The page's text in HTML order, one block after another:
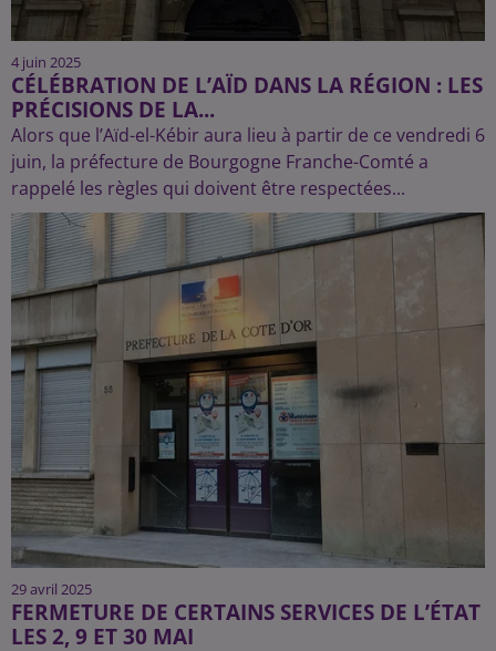
4 juin 2025
CÉLÉBRATION DE L’AÏD DANS LA RÉGION : LES
PRÉCISIONS DE LA...
Alors que l’Aïd-el-Kébir aura lieu à partir de ce vendredi 6
juin, la préfecture de Bourgogne Franche-Comté a
rappelé les règles qui doivent être respectées...
29 avril 2025
FERMETURE DE CERTAINS SERVICES DE L’ÉTAT
LES 2, 9 ET 30 MAI